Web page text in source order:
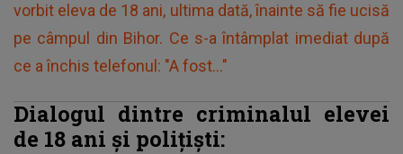
vorbit eleva de 18 ani, ultima dată, înainte să fie ucisă
pe câmpul din Bihor. Ce s-a întâmplat imediat după
ce a închis telefonul: "A fost..."
Dialogul dintre criminalul elevei
de 18 ani și polițiști: